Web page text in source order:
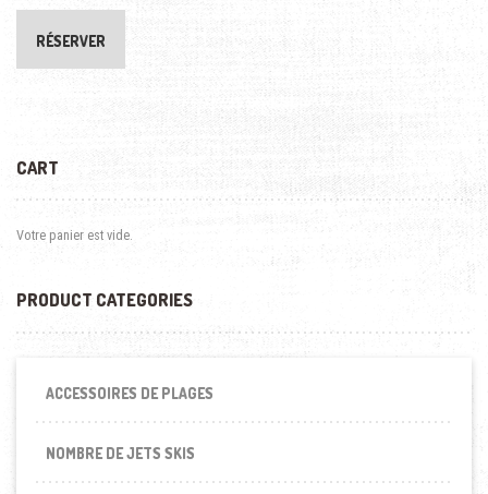
RÉSERVER
CART
Votre panier est vide.
PRODUCT CATEGORIES
ACCESSOIRES DE PLAGES
NOMBRE DE JETS SKIS